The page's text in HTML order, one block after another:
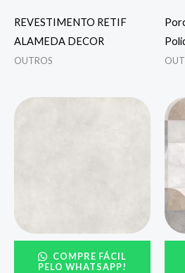
REVESTIMENTO RETIF
ALAMEDA DECOR
OUTROS
COMPRE FÁCIL
PELO WHATSAPP!